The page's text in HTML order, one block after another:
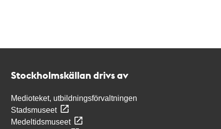
Stockholmskällan drivs av
Medioteket, utbildningsförvaltningen
Stadsmuseet
Medeltidsmuseet